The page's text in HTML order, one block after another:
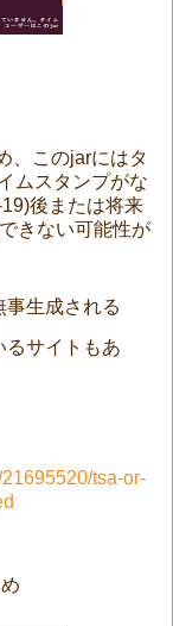
、このjarにはタ
ムスタンプがな
後または将来
きない可能性が
生成される
るサイトもあ
tsa-or-